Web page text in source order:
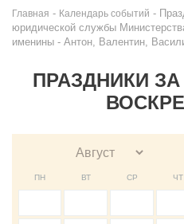
Главная - Календарь событий -
юридической службы
именины - Антон, Валентин,
ПРАЗДНИКИ ЗА
ПН ВТ СР ЧТ